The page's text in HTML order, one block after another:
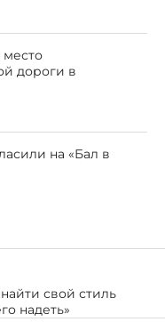
дороги в
на «Бал в
свой стиль
надеть»